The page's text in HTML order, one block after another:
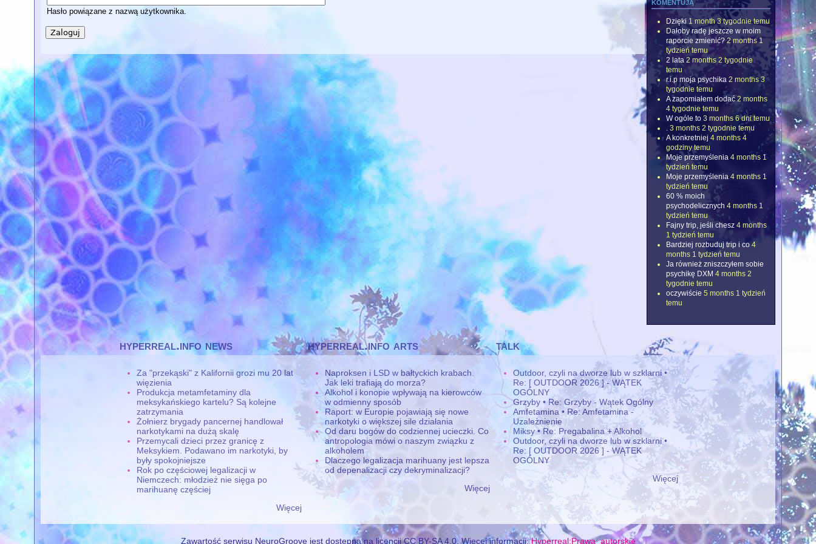
Hasło powiązane z nazwą użytkownika.
Dzięki 1 month 3 tygodnie temu
Dałoby radę jeszcze w moim
raporcie zmienić? 2 months 1
tydzień temu
2 lata 2 months 2 tygodnie
temu
r.i.p moja psychika 2 months 3
tygodnie temu
A zapomiałem dodać 2 months
4 tygodnie temu
W ogóle to 3 months 6 dni temu
3 months 2 tygodnie temu
A konkretniej 4 months 4
godziny temu
Moje przemyślenia 4 months 1
tydzień temu
Moje przemyślenia 4 months 1
tydzień temu
60 % moich
psychodelicznych 4 months 1
tydzień temu
Fajny trip, jeśli chesz 4 months
1 tydzień temu
Bardziej rozbuduj trip i co 4
months 1 tydzień temu
Ja również zniszczyłem sobie
psychikę DXM 4 months 2
tygodnie temu
oczywiście 5 months 1 tydzień
temu
hyperreal.info news
Za "przekąski" z Kalifornii grozi mu 20 lat
więzienia
Produkcja metamfetaminy dla
meksykańskiego kartelu? Są kolejne
zatrzymania
Żołnierz brygady pancernej handlował
narkotykami na dużą skalę
Przemycali dzieci przez granicę z
Meksykiem. Podawano im narkotyki, by
były spokojniejsze
Rok po częściowej legalizacji w
Niemczech: młodzież nie sięga po
marihuanę częściej
Więcej
hyperreal.info arts
Naproksen i LSD w bałtyckich krabach.
Jak leki trafiają do morza?
Alkohol i konopie wpływają na kierowców
w odmienny sposób
Raport: w Europie pojawiają się nowe
narkotyki o większej sile działania
Od daru bogów do codziennej ucieczki. Co
antropologia mówi o naszym związku z
alkoholem
Dlaczego legalizacja marihuany jest lepsza
od depenalizacji czy dekryminalizacji?
Więcej
talk
Outdoor, czyli na dworze lub w szklarni •
Re: [ OUTDOOR 2026 ] - WĄTEK
OGÓLNY
Grzyby • Re: Grzyby - Wątek Ogólny
Amfetamina • Re: Amfetamina -
Uzależnienie
Miksy • Re: Pregabalina + Alkohol
Outdoor, czyli na dworze lub w szklarni •
Re: [ OUTDOOR 2026 ] - WĄTEK
OGÓLNY
Więcej
Zawartość serwisu NeuroGroove jest dostępna na licencji CC BY-SA 4.0. Więcej informacji:Hyperreal:Prawa_autorskie